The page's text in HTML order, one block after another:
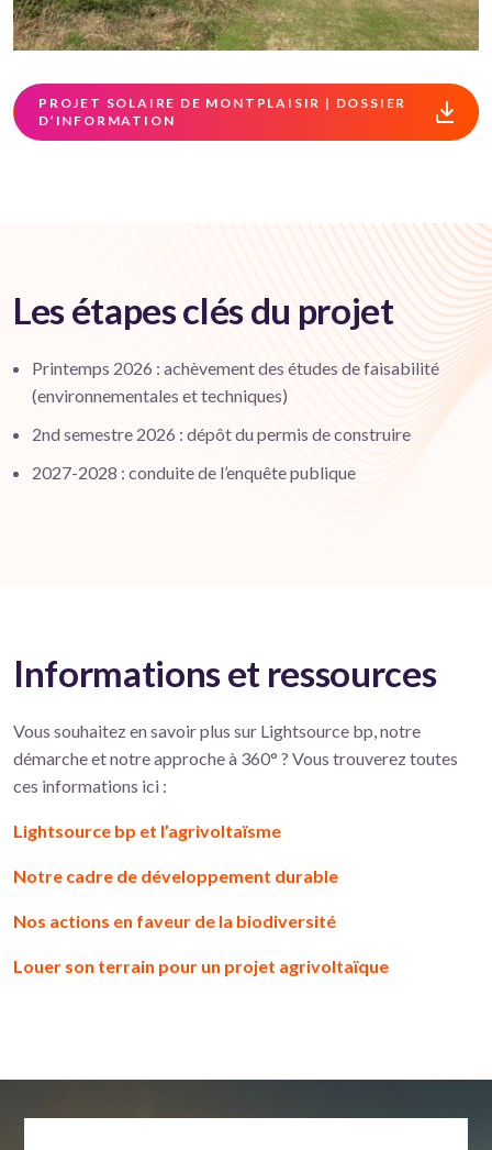
PROJET SOLAIRE DE MONTPLAISIR | DOSSIER
D’INFORMATION
Les étapes clés du projet
Printemps 2026 : achèvement des études de faisabilité
(environnementales et techniques)
2nd semestre 2026 : dépôt du permis de construire
2027-2028 : conduite de l’enquête publique
Informations et ressources
Vous souhaitez en savoir plus sur Lightsource bp, notre
démarche et notre approche à 360° ? Vous trouverez toutes
ces informations ici :
Lightsource bp et l’agrivoltaïsme
Notre cadre de développement durable
Nos actions en faveur de la biodiversité
Louer son terrain pour un projet agrivoltaïque